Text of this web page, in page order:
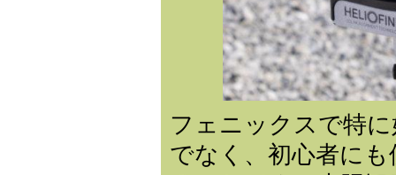
フェニックスで特
でなく、初心者に